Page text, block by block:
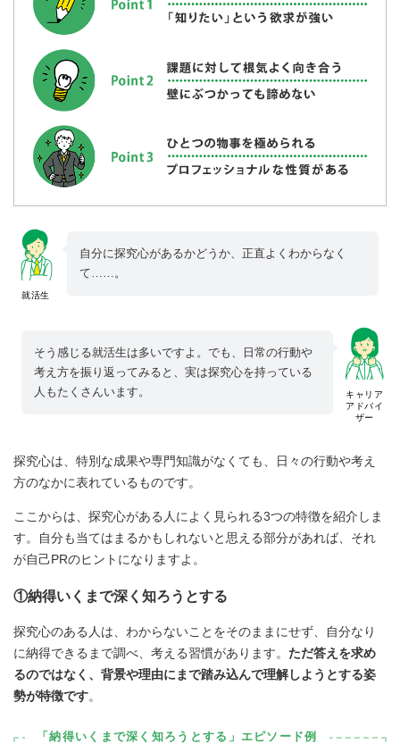
就活生
自分に探究心があるかどうか、正直よくわからなく
て……。
キャリア
アドバイ
ザー
そう感じる就活生は多いですよ。でも、日常の行動や
考え方を振り返ってみると、実は探究心を持っている
人もたくさんいます。
探究心は、特別な成果や専門知識がなくても、日々の行動や考え
方のなかに表れているものです。
ここからは、探究心がある人によく見られる3つの特徴を紹介しま
す。自分も当てはまるかもしれないと思える部分があれば、それ
が自己PRのヒントになりますよ。
①納得いくまで深く知ろうとする
探究心のある人は、わからないことをそのままにせず、自分なり
に納得できるまで調べ、考える習慣があります。 ただ答えを求め
るのではなく、背景や理由にまで踏み込んで理解しようとする姿
勢が特徴です。
「納得いくまで深く知ろうとする」エピソード例